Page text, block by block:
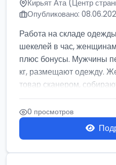
Кирьят Ата (Центр
Опубликовано:
Работа на складе
шекелей в час,
плюс бонусы. Мужчины
кг, размещают одежду.
товар сканером, собирают
0 просмотров